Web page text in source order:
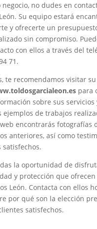
negocio, no dudes en
Su equipo estará
y ofrecerte un
sin compromiso.
con ellos a través del
71.
te recomendamos visitar
para
sobre sus servicios
ejemplos de trabajos
encontrarás fotografías
anteriores, así como
satisfechos.
la oportunidad de
y protección que
León. Contacta con ellos
por qué son la elección
satisfechos.